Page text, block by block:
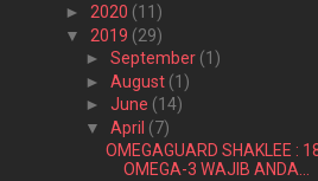
► 2020 (11)
▼ 2019 (29)
► September (1)
► August (1)
► June (14)
▼ April (7)
OMEGAGUARD SHAKLEE :
OMEGA-3 WAJIB ANDA...